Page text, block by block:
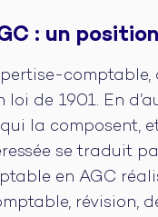
: un
de 1901. En
la composent,
se traduit
en AGC
révision,